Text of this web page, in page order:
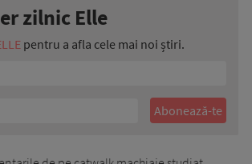
zilnic Elle
pentru a afla cele mai noi știri.